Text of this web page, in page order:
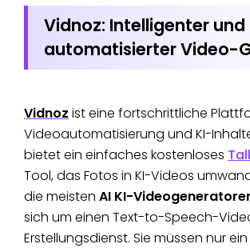
Vidnoz: Intelligenter und
automatisierter Video-
Vidnoz ist eine fortschrittliche
Videoautomatisierung und KI-
bietet ein einfaches kostenloses
Tool, das Fotos in KI-Videos
die meisten AI KI-
sich um einen Text-to-Speech-
Erstellungsdienst. Sie müssen nur